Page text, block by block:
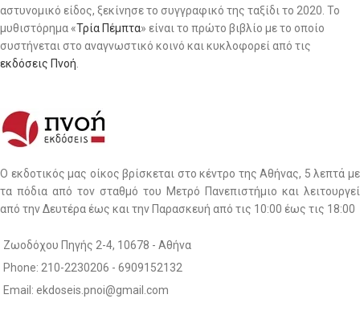
αστυνομικό είδος, ξεκίνησε το συγγραφικό της ταξίδι το 2020. Το
μυθιστόρημα «Τρία Πέμπτα» είναι το πρώτο βιβλίο με το οποίο
συστήνεται στο αναγνωστικό κοινό και κυκλοφορεί από τις
εκδόσεις Πνοή
Ο εκδοτικός μας οίκος βρίσκεται στο κέντρο της Αθήνας, 5 λεπτά με
τα πόδια από τον σταθμό του Μετρό Πανεπιστήμιο και λειτουργεί
από την Δευτέρα έως και την Παρασκευή από τις 10:00 έως τις 18:00
Ζωοδόχου Πηγής 2-4, 10678 - Αθήνα
Phone: 210-2230206 - 6909152132
Email: ekdoseis.pnoi@gmail.com